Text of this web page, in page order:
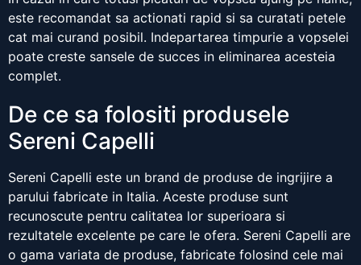
este recomandat sa actionati rapid si sa curatati petele
cat mai curand posibil. Indepartarea timpurie a vopselei
poate creste sansele de succes in eliminarea acesteia
complet.
De ce sa folositi produsele
Sereni Capelli
Sereni Capelli este un brand de produse de ingrijire a
parului fabricate in Italia. Aceste produse sunt
recunoscute pentru calitatea lor superioara si
rezultatele excelente pe care le ofera. Sereni Capelli are
o gama variata de produse, fabricate folosind cele mai